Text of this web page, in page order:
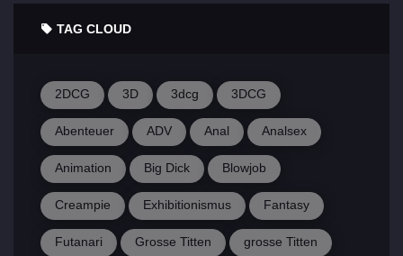
TAG CLOUD
2DCG 3D 3dcg 3DCG
Abenteuer ADV Anal Analsex
Animation Big Dick Blowjob
Creampie Exhibitionismus Fantasy
Futanari Grosse Titten grosse Titten